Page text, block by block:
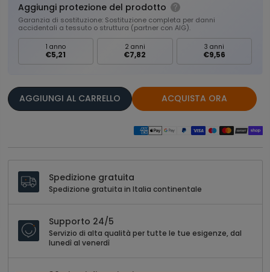
Aggiungi protezione del prodotto
Garanzia di sostituzione: Sostituzione completa per danni
accidentali a tessuto o struttura (partner con AIG).
1 anno
€5,21
2 anni
€7,82
3 anni
€9,56
AGGIUNGI AL CARRELLO ACQUISTA ORA
Spedizione gratuita
Spedizione gratuita in Italia continentale
Supporto 24/5
Servizio di alta qualità per tutte le tue esigenze, dal
lunedì al venerdì